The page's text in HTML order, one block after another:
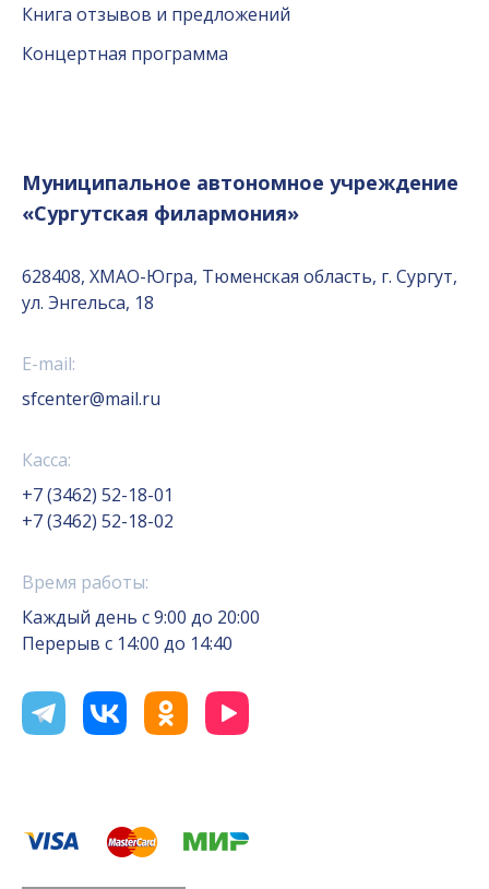
Книга отзывов и предложений
Концертная программа
Муниципальное автономное учреждение
«Сургутская филармония»
628408, ХМАО-Югра, Тюменская область, г. Сургут,
ул. Энгельса, 18
E-mail:
sfcenter@mail.ru
Касса:
+7 (3462) 52-18-01
+7 (3462) 52-18-02
Время работы:
Каждый день с 9:00 до 20:00
Перерыв с 14:00 до 14:40